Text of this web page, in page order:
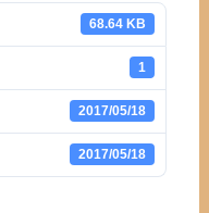
68.64 KB
1
2017/05/18
2017/05/18